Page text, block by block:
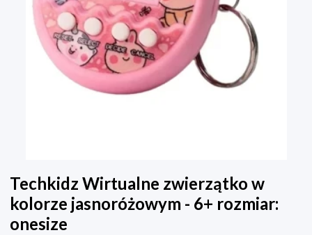
Techkidz Wirtualne zwierzątko w
kolorze jasnoróżowym - 6+ rozmiar:
onesize